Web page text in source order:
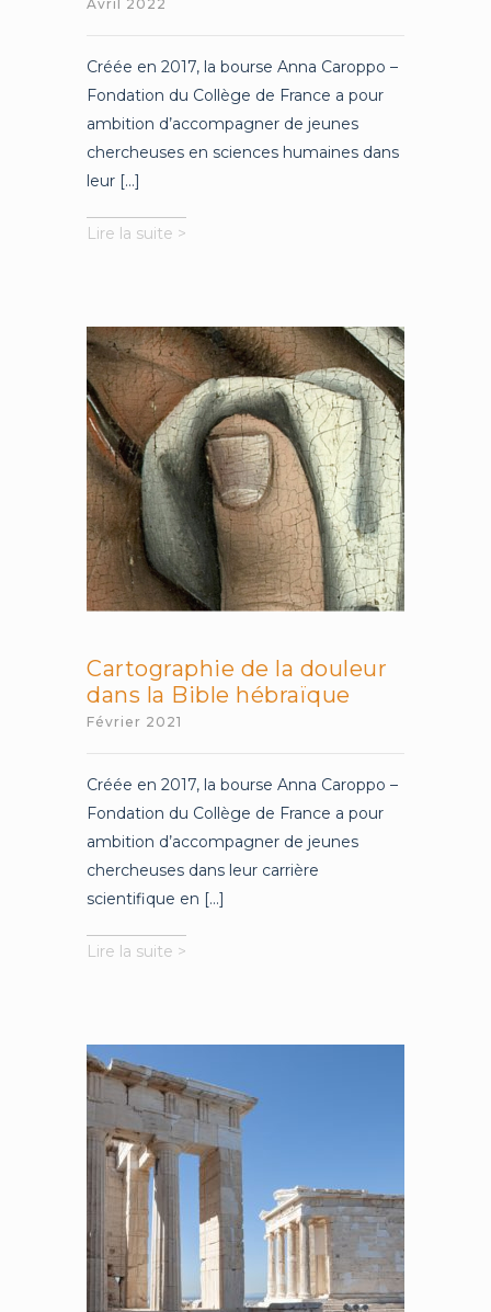
Avril 2022
Créée en 2017, la bourse Anna Caroppo –
Fondation du Collège de France a pour
ambition d’accompagner de jeunes
chercheuses en sciences humaines dans
leur [...]
Lire la suite >
actes
de
parole
:
rebattre
les
cartes
de
la
notion
de
règle
constitutive
Cartographie de la douleur
dans la Bible hébraïque
Février 2021
Créée en 2017, la bourse Anna Caroppo –
Fondation du Collège de France a pour
ambition d’accompagner de jeunes
chercheuses dans leur carrière
scientifique en [...]
Lire la suite >
dans
Bible
hébraïque